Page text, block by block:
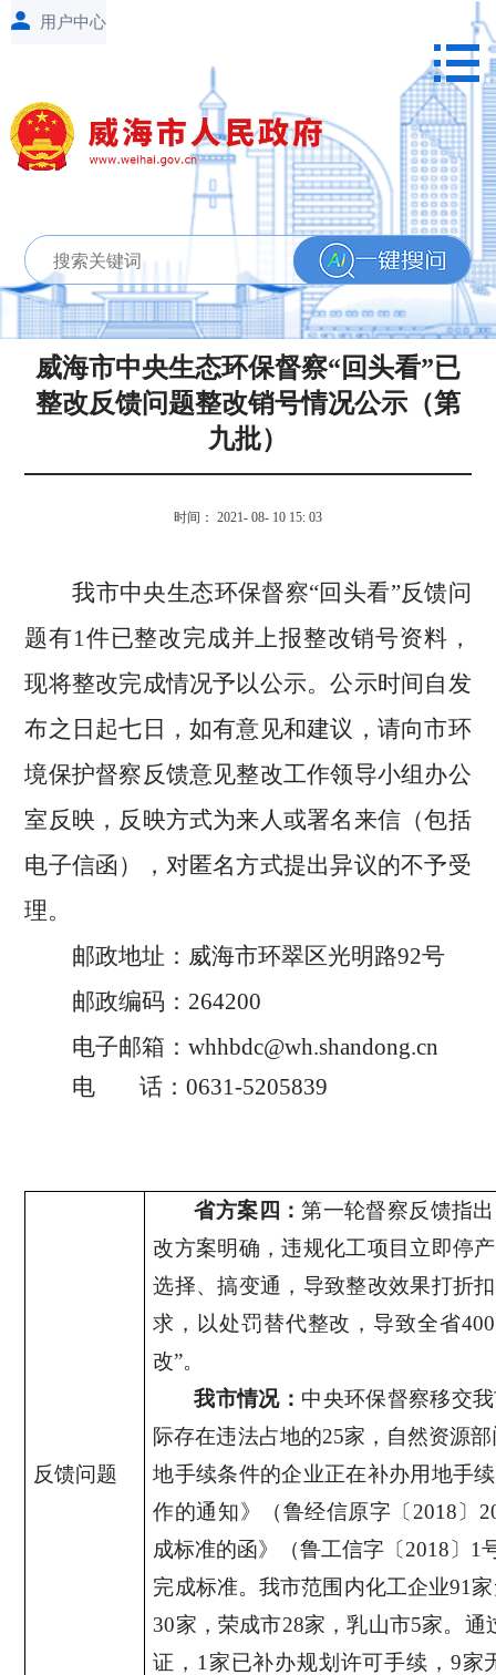
威海市中央生态环保督察“回头看”已
整改反馈问题整改销号情况公示（第
九批）
时间： 2021- 08- 10 15: 03
我市中央生态环保督察“回头看”反馈问
题有1件已整改完成并上报整改销号资料，
现将整改完成情况予以公示。公示时间自发
布之日起七日，如有意见和建议，请向市环
境保护督察反馈意见整改工作领导小组办公
室反映，反映方式为来人或署名来信（包括
电子信函），对匿名方式提出异议的不予受
理。
邮政地址：威海市环翠区光明路92号
邮政编码： 264200
电子邮箱：whhbdc@wh.shandong.cn
电
话：0631-5205839
反馈问题
省方案四：第一轮督察反馈指
改方案明确，违规化工项目立即停
选择、搞变通，导致整改效果打折
求，以处罚替代整改，导致全省400
改”。
我市情况： 中央环保督察移交
际存在违法占地的25家，自然资源
地手续条件的企业正在补办用地手
作的通知》（鲁经信原字〔 2018 〕
成标准的函》（鲁工信字〔 2018 〕 1
完成标准。我市范围内化工企业91
30家，荣成市28家，乳山市5家。通
证， 1 家已补办规划许可手续， 9家